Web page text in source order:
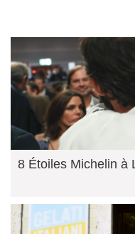
8 Étoiles Michelin à